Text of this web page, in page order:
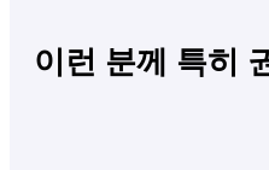
이런 분께 특히